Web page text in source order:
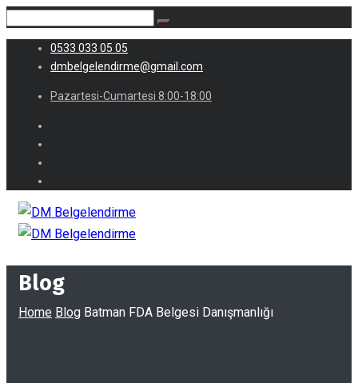
0533 033 05 05
dmbelgelendirme@gmail.com
Pazartesi-Cumartesi 8:00-18:00
Blog
Home Blog Batman FDA Belgesi Danışmanlığı